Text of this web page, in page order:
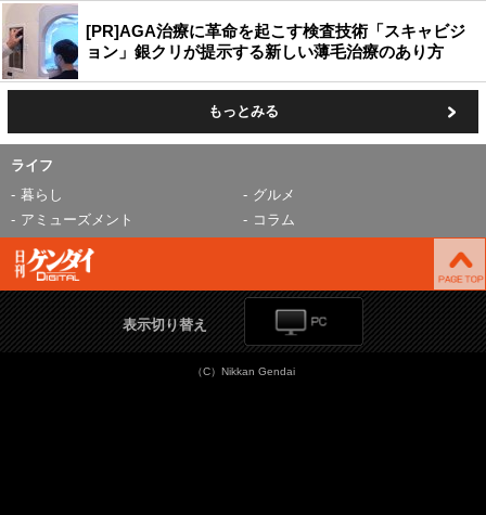
[PR]AGA治療に革命を起こす検査技術「スキャビジ
ョン」銀クリが提示する新しい薄毛治療のあり方
もっとみる
ライフ
暮らし
グルメ
アミューズメント
コラム
表示切り替え
（C）Nikkan Gendai